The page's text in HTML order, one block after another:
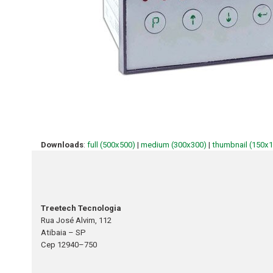
Downloads:full (500x500) |medium (300x300) |thumbnail
Treetech Tecnologia
Rua José Alvim, 112
Atibaia – SP
Cep 12940–750